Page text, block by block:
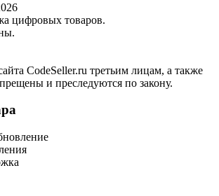
цифровых товаров.
CodeSeller.ru третьим лицам, а также
и преследуются по закону.